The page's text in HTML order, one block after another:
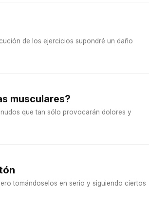
de los ejercicios supondré un daño
musculares?
que tan sólo provocarán dolores y
tomándoselos en serio y siguiendo ciertos